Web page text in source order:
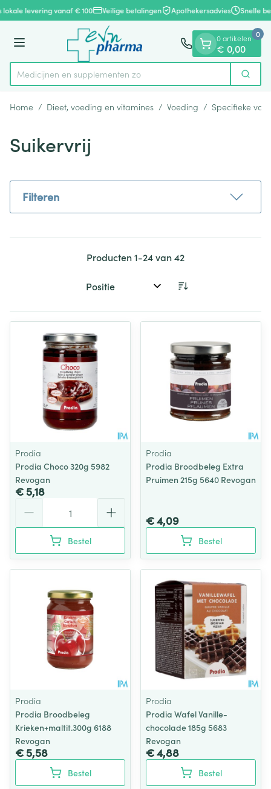
Ga naar de inhoud
1 van 1
levering vanaf € 100 Veilige betalingen Apothekersadvies Snelle
Menu
Product, merk, categorie...
Medicijnen en Zoek
0 artikelen
€ 0,00
0
Home / Dieet, voeding en vitamines / Voeding / Specifieke
Suikervrij
Filteren
Producten1-24van42
Sorteer op:
Prodia
Prodia Choco 320g 5982
Revogan
€ 5,18
Bestel
Prodia
Prodia Broodbeleg Extra
Pruimen 215g 5640 Revogan
€ 4,09
Bestel
Prodia
Prodia Broodbeleg
Krieken+maltit.300g 6188
Revogan
€ 5,58
Bestel
Prodia
Prodia Wafel Vanille-
chocolade 185g 5683
Revogan
€ 4,88
Bestel